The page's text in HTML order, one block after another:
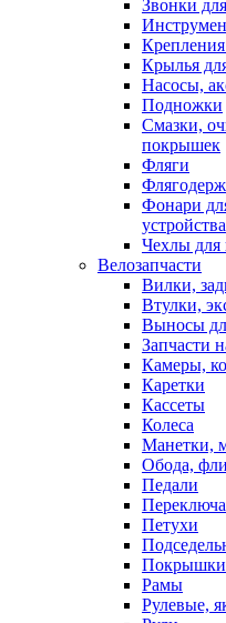
Звонки
Крылья
Насосы,
Подножки
Смазки,
покрышек
Фляги
Фонари
устройства
Чехлы для
Велозапчасти
Вилки,
Втулки,
Выносы
Запчасти
Камеры,
Каретки
Кассеты
Колеса
Манетки,
Обода,
Педали
Петухи
Покрышки
Рамы
Рулевые,